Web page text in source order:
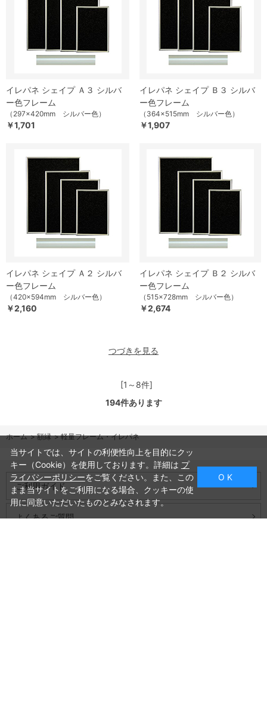
イレパネ シェイプ Ａ３ シルバ
ー色フレーム
（297×420mm シルバー色）
￥1,701
イレパネ シェイプ Ｂ３ シルバ
ー色フレーム
（364×515mm シルバー色）
￥1,907
イレパネ シェイプ Ａ２ シルバ
ー色フレーム
（420×594mm シルバー色）
￥2,160
イレパネ シェイプ Ｂ２ シルバ
ー色フレーム
（515×728mm シルバー色）
￥2,674
つづきを見る
[1～8件]
194件あります
ホーム >額縁 >軽量フレーム・イレパネ
ご利用ガイド
よくあるご質問
当サイトでは、サイトの利便性向上を目的にクッ
キー（Cookie）を使用しております。詳細は プ
ライバシーポリシーをご覧ください。また、この
まま当サイトをご利用になる場合、クッキーの使
用に同意いただいたものとみなされます。
O K